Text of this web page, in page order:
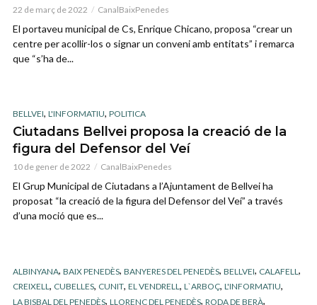
22 de març de 2022 CanalBaixPenedes
El portaveu municipal de Cs, Enrique Chicano, proposa “crear un
centre per acollir-los o signar un conveni amb entitats” i remarca
que “s’ha de...
BELLVEI, L'INFORMATIU, POLITICA
Ciutadans Bellvei proposa la creació de la
figura del Defensor del Veí
10 de gener de 2022 CanalBaixPenedes
El Grup Municipal de Ciutadans a l’Ajuntament de Bellvei ha
proposat “la creació de la figura del Defensor del Veí” a través
d’una moció que es...
ALBINYANA, BAIX PENEDÈS, BANYERES DEL PENEDÈS, BELLVEI, CALAFELL ,
CREIXELL, CUBELLES, CUNIT, EL VENDRELL, L`ARBOÇ, L'INFORMATIU,
LA BISBAL DEL PENEDÈS, LLORENÇ DEL PENEDÈS, RODA DE BERÀ,